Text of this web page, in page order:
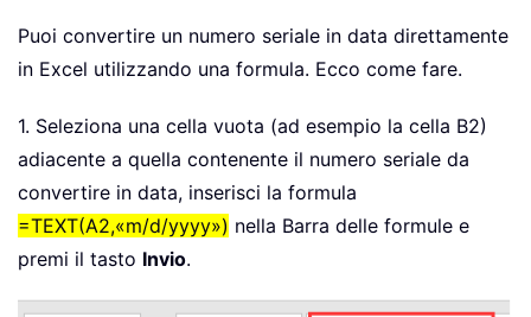
Puoi convertire un numero seriale in data direttamente
in Excel utilizzando una formula. Ecco come fare.
1. Seleziona una cella vuota (ad esempio la cella B2)
adiacente a quella contenente il numero seriale da
convertire in data, inserisci la formula
=TEXT(A2,«m/d/yyyy») nella Barra delle formule e
premi il tasto Invio.